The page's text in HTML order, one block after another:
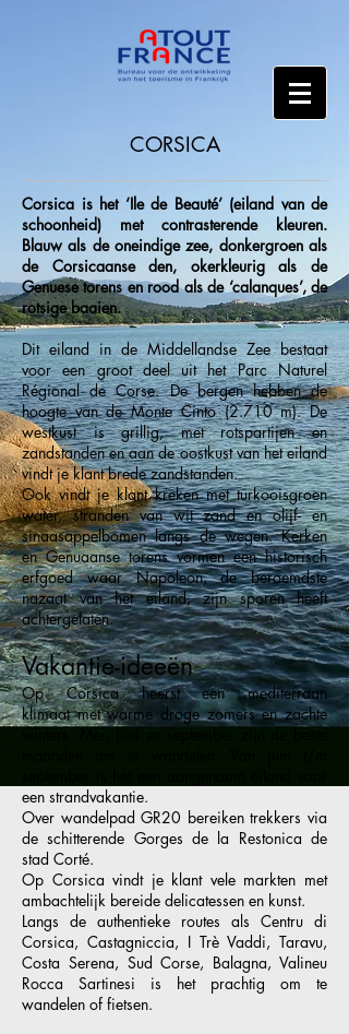
CORSICA
Corsica is het ‘Ile de Beauté’ (eiland van de
schoonheid) met contrasterende kleuren.
Blauw als de oneindige zee, donkergroen als
de Corsicaanse den, okerkleurig als de
Genuese torens en rood als de ‘calanques’, de
rotsige baaien.
Dit eiland in de Middellandse Zee bestaat
voor een groot deel uit het Parc Naturel
Régional de Corse. De bergen hebben de
hoogte van de Monte Cinto (2.710 m). De
westkust is grillig, met rotspartijen en
zandstanden en aan de oostkust van het eiland
vindt je klant brede zandstanden.
Ook vindt je klant kreken met turkooisgroen
water, stranden van wit zand en olijf- en
sinaasappelbomen langs de wegen. Kerken
en Genuaanse torens vormen een historisch
erfgoed waar Napoleon, de beroemdste
nazaat van het eiland, zijn sporen heeft
achtergelaten.
Vakantie-ideeën
Op Corsica heerst een mediterraan
klimaat met warme droge zomers en zachte
winters. Mei, juni en september zijn de beste
een strandvakantie.
Over wandelpad GR20 bereiken trekkers via
de schitterende Gorges de la Restonica de
stad Corté.
Op Corsica vindt je klant vele markten met
ambachtelijk bereide delicatessen en kunst.
Langs de authentieke routes als Centru di
Corsica, Castagniccia, I Trè Vaddi, Taravu,
Costa Serena, Sud Corse, Balagna, Valineu
Rocca Sartinesi is het prachtig om te
wandelen of fietsen.